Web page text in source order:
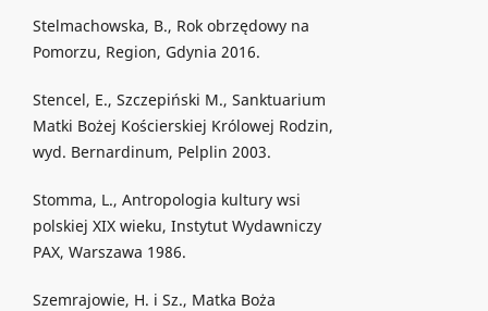
Stelmachowska, B., Rok obrzędowy na
Pomorzu, Region, Gdynia 2016.
Stencel, E., Szczepiński M., Sanktuarium
Matki Bożej Kościerskiej Królowej Rodzin,
wyd. Bernardinum, Pelplin 2003.
Stomma, L., Antropologia kultury wsi
polskiej XIX wieku, Instytut Wydawniczy
PAX, Warszawa 1986.
Szemrajowie, H. i Sz., Matka Boża